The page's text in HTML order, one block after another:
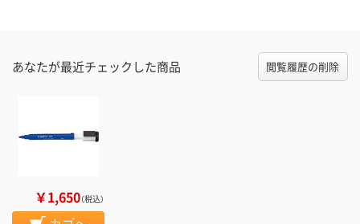
あなたが最近チェックした商品 閲覧履歴の削除
￥1,650（税込）